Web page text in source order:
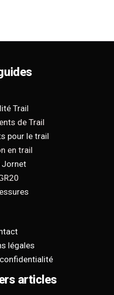
Trail
de Trail
pour le trail
en trail
Jornet
légales
articles